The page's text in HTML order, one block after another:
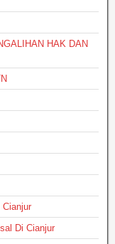
HAK DAN
Cianjur
Di Cianjur